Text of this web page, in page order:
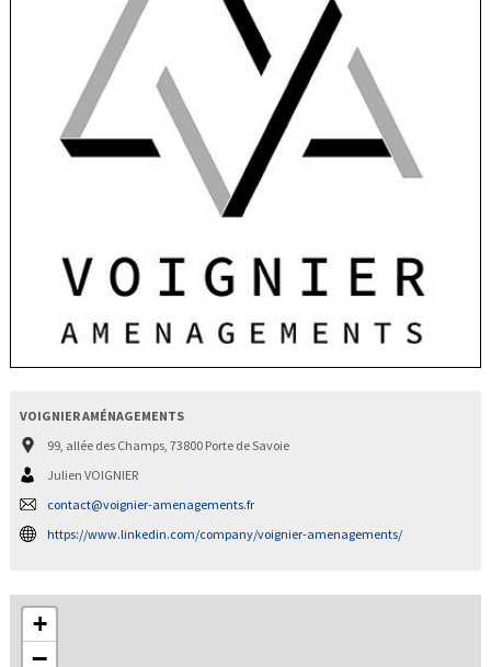
VOIGNIER AMÉNAGEMENTS
99, allée des Champs, 73800 Porte de Savoie
Julien VOIGNIER
contact@voignier-amenagements.fr
https://www.linkedin.com/company/voignier-amenagements/
+
−